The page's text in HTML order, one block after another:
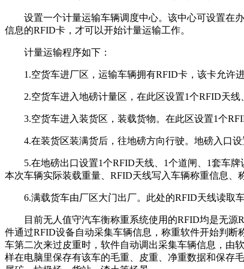
设置一个计量运输车辆调度中心。该中心可设置在办
信息的RFID卡，才可以开始计量运输工作。
计量运输程序如下：
1.空货车进厂区，运输车辆拥有RFID卡，该卡允许进
2.空货车进入地磅计量区，在此区设置1个RFID天线
3.空货车进入装货区，装载货物。在此区设置1个
4.在装货区装满货后，往地磅方向行驶。地磅入口设
5.在地磅出口设置1个RFID天线、1个道闸、1套车牌
本次车辆实际装载重量、RFID天线写入车辆称重信息、
6.满载货车由厂区大门出厂。此处的RFID天线读取车
目前无人值守汽车衡称重系统使用的RFID均是无源
件通过RFID设备自动采集车辆信息，称重软件开始判
车第二次来过皮重时，软件自动调出采集车辆信息，由
样在电脑里保存有该车的毛重、皮重、净重数据和保存